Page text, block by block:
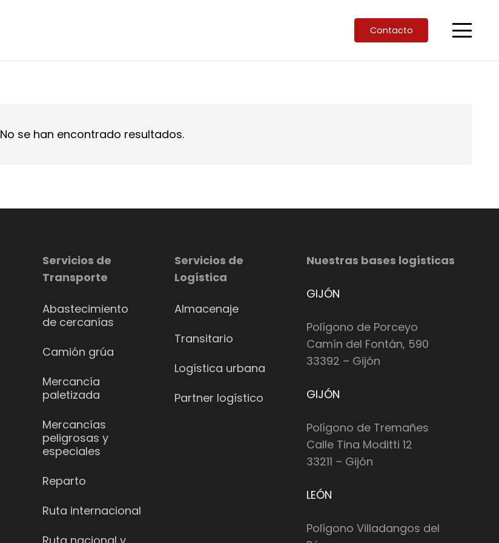
Contacto
No se han encontrado resultados.
Servicios de
Transporte
Abastecimiento
de cercanías
Camión grúa
Mercancía
paletizada
Mercancías
peligrosas y
especiales
Reparto
Ruta internacional
Servicios de
Logística
Almacenaje
Transitario
Logística urbana
Partner logístico
Nuestras bases logísticas
GIJÓN
Polígono de Porceyo
Camín del Fontán, 590
33392 – Gijón
GIJÓN
Polígono de Tremañes
Calle Tina Moditti 12
33211 – Gijón
LEÓN
Polígono Villadangos del